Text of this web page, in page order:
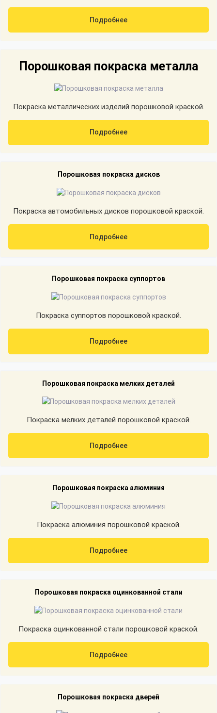
Подробнее
Порошковая покраска металла
Покраска металлических изделий порошковой краской.
Подробнее
Порошковая покраска дисков
Покраска автомобильных дисков порошковой краской.
Подробнее
Порошковая покраска суппортов
Покраска суппортов порошковой краской.
Подробнее
Порошковая покраска мелких деталей
Покраска мелких деталей порошковой краской.
Подробнее
Порошковая покраска алюминия
Покраска алюминия порошковой краской.
Подробнее
Порошковая покраска оцинкованной стали
Покраска оцинкованной стали порошковой краской.
Подробнее
Порошковая покраска дверей